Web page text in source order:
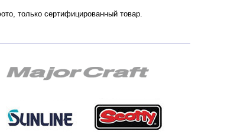
только сертифицированный товар.